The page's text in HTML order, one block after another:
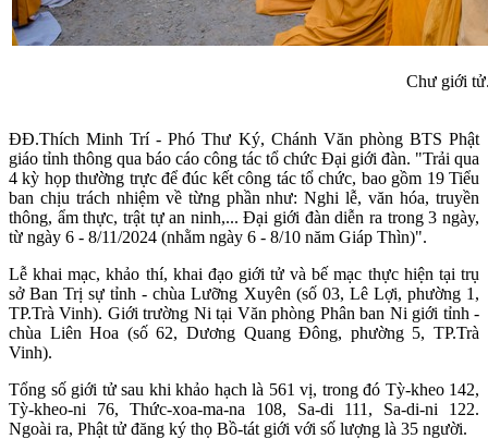
Chư giới
ĐĐ.Thích Minh Trí - Phó Thư Ký, Chánh Văn phòng BTS Phật
giáo tỉnh thông qua báo cáo công tác tổ chức Đại giới đàn. "Trải qua
4 kỳ họp thường trực để đúc kết công tác tổ chức, bao gồm 19 Tiểu
ban chịu trách nhiệm về từng phần như: Nghi lễ, văn hóa, truyền
thông, ẩm thực, trật tự an ninh,... Đại giới đàn diễn ra trong 3 ngày,
từ ngày 6 - 8/11/2024 (nhằm ngày 6 - 8/10 năm Giáp Thìn)".
Lễ khai mạc, khảo thí, khai đạo giới tử và bế mạc thực hiện tại trụ
sở Ban Trị sự tỉnh - chùa Lưỡng Xuyên (số 03, Lê Lợi, phường 1,
TP.Trà Vinh). Giới trường Ni tại Văn phòng Phân ban Ni giới tỉnh -
chùa Liên Hoa (số 62, Dương Quang Đông, phường 5, TP.Trà
Vinh).
Tổng số giới tử sau khi khảo hạch là 561 vị, trong đó Tỳ-kheo 142,
Tỳ-kheo-ni 76, Thức-xoa-ma-na 108, Sa-di 111, Sa-di-ni 122.
Ngoài ra, Phật tử đăng ký thọ Bồ-tát giới với số lượng là 35 người.